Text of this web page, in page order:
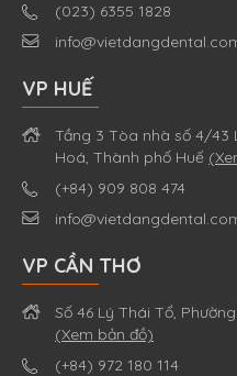
(023) 6355 1828
VP HUẾ
Tầng 3 Tòa nhà số 4/43
Hoá, Thành phố Huế
(+84) 909 808 474
VP CẦN THƠ
Số 46 Lý Thái Tổ,
(Xem bản đồ)
(+84) 972 180 114